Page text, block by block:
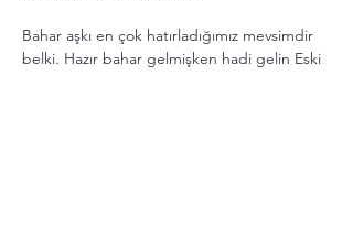
Bahar aşkı en çok hatırladığımız mevsimdir
belki. Hazır bahar gelmişken hadi gelin Eski